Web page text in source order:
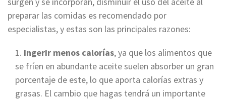
preparar las comidas es recomendado por
especialistas, y estas son las principales razones:
Ingerir menos calorías, ya que los alimentos que
se fríen en abundante aceite suelen absorber un gran
porcentaje de este, lo que aporta calorías extras y
grasas. El cambio que hagas tendrá un importante